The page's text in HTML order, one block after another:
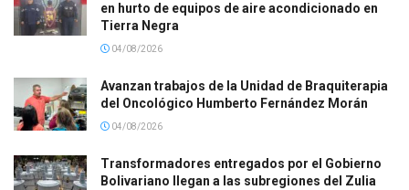
en hurto de equipos de aire acondicionado en
Tierra Negra
04/08/2026
Avanzan trabajos de la Unidad de Braquiterapia
del Oncológico Humberto Fernández Morán
04/08/2026
Transformadores entregados por el Gobierno
Bolivariano llegan a las subregiones del Zulia